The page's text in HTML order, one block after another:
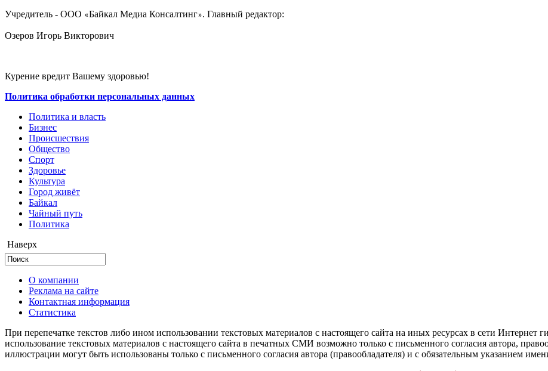
Учредитель - ООО «Байкал Медиа Консалтинг». Главный редактор:
Озеров Игорь Викторович
Курение вредит Вашему здоровью!
Политика обработки персональных данных
Политика и власть
Бизнес
Происшествия
Общество
Cпорт
Здоровье
Культура
Город живёт
Байкал
Чайный путь
Политика
Наверх
О компании
Реклама на сайте
Контактная информация
Статистика
При перепечатке текстов либо ином использовании текстовых материалов с настоящего сайта на иных ресурсах в сети Интернет
использование текстовых материалов с настоящего сайта в печатных СМИ возможно только с письменного согласия автора,
иллюстрации могут быть использованы только с письменного согласия автора (правообладателя) и с обязательным указанием